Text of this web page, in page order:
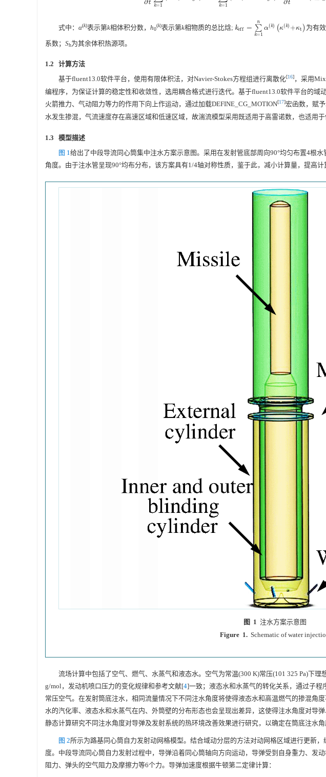
∂t k=1 k=1 ∂t
式中： α(k)表示第k相体积分数， h0
(k)表示第k相物质的总比焓; keff = ∑
k=1
n
α( k) (κ( k) +κt)
keff =∑ k= 1nα(k )(κ(k )+κt ) 为有
系数； Sh为其余体积热源项。
1.2 计算方法
基于fluent13.0软件平台，使用有限体积法，对Navier-Stokes方程组进行离散化[16]，采用
编程序，为保证计算的稳定性和收敛性，选用耦合格式进行迭代。基于fluent13.0软件平台的域
火箭推力、气动阻力等力的作用下向上作运动，通过加载DEFINE_CG_MOTION[17]宏函数，赋
水发生掺混，气流速度存在高速区域和低速区域，故湍流模型采用既适用于高雷诺数，也适用
1.3 模型描述
图 1 给出了中段导流同心筒集中注水方案示意图。采用在发射管底部周向90°均匀布置4根
角度。由于注水管呈现90°均布分布，该方案具有1/4轴对称性质，鉴于此，减小计算量，提高
图 1 注水方案示意图
Figure 1. Schematic of water
流场计算中包括了空气、燃气、水蒸气和液态水。空气为常温(300 K)常压(101 325 Pa)下理
g/mol，发动机喷口压力的变化规律和参考文献[4]一致；液态水和水蒸气的转化关系，通过子
常压空气。在发射筒底注水，相同流量情况下不同注水角度将使得液态水和高温燃气的掺混角
水的汽化率、液态水和水蒸气在内、外筒壁的分布形态也会呈现出差异，这使得注水角度对导
静态计算研究不同注水角度对导弹及发射系统的热环境改善效果进行研究，以确定在筒底注水
图 2所示为路基同心筒自力发射动网格模型。结合域动分层的方法对动网格区域进行更新
度。中段导流同心筒自力发射过程中，导弹沿着同心筒轴向方向运动，导弹受到自身重力、发
阻力、弹头的空气阻力及摩擦力等6个力。导弹加速度根据牛顿第二定律计算：